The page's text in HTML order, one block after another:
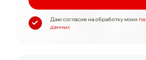
Даю согласие на обработку моих
данных